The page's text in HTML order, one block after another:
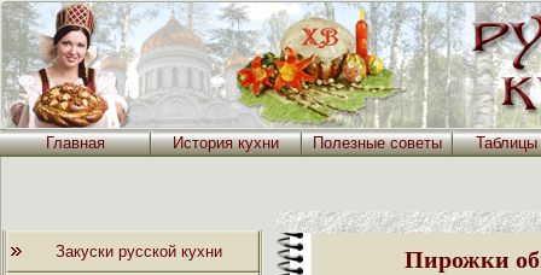
Главная История кухни Полезные советы
Закуски русской кухни Пирожки